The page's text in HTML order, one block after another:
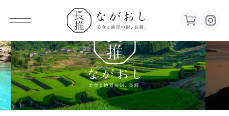
ながお
し 美食
と絶景の